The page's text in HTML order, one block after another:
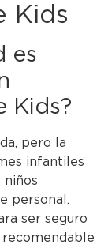
Kids
es
Kids?
pero la
infantiles
niños
personal.
ser seguro